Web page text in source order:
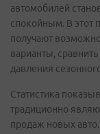
автомобилей
спокойным. В этот
получают
варианты,
давления
Статистика
традиционно
продаж новых